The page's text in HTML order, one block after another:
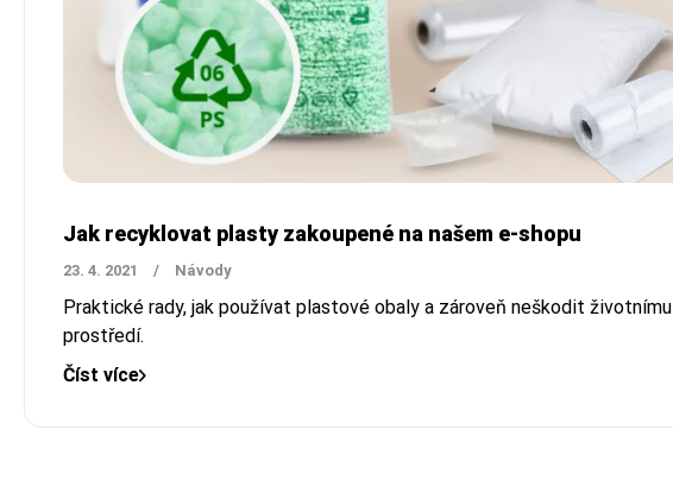
Jak recyklovat plasty zakoupené na našem e-shopu
23. 4. 2021 / Návody
Praktické rady, jak používat plastové obaly a zároveň neškodit životnímu
prostředí.
Číst více